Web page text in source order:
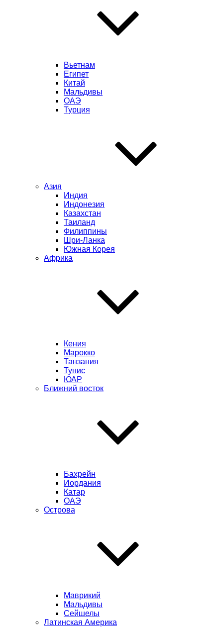
Вьетнам
Египет
Китай
Мальдивы
ОАЭ
Турция
Азия
Индия
Индонезия
Казахстан
Таиланд
Филиппины
Шри-Ланка
Южная Корея
Африка
Кения
Марокко
Танзания
Тунис
ЮАР
Ближний восток
Бахрейн
Иордания
Катар
ОАЭ
Острова
Маврикий
Мальдивы
Сейшелы
Латинская Америка